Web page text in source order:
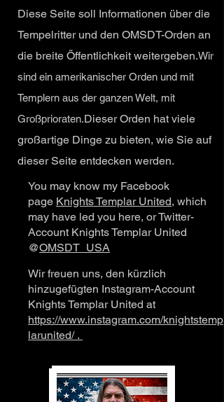
Diese Seite soll Informationen über die
Tempelritter und den OMSDT-Orden an
die breite Öffentlichkeit weitergeben.Wir
sind ein amerikanischer Orden und mit
Templern aus der ganzen Welt, mit
Großprioraten.Dieser Orden hat viele
großartige Dinge zu bieten, wie Sie auf
dieser Seite entdecken werden.
You may know my Facebook
page Knights Templar United, which
may have led you here, or Twitter-
Account Knights Templar United
@OMSDT_USA
Wir freuen uns, den kürzlich
hinzugefügten Instagram-Account
Knights Templar United at
https://www.instagram.com/knightstemp
larunited/ .